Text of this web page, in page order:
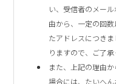
い、受信者のメー
由から、一定の回
たアドレスにつき
りますので、ご了承
また、上記の理由
場合には、たいへ